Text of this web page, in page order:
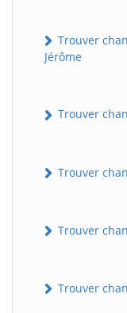
Trouver
Jérôme
Trouver
Trouver
Trouver
Trouver